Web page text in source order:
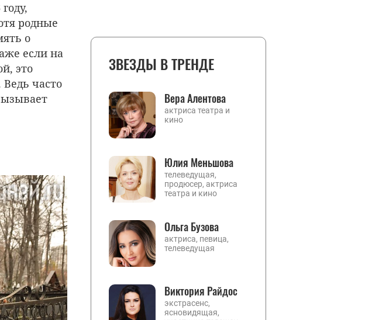
родные
о
если на
это
часто
ЗВЕЗДЫ В ТРЕНДЕ
Вера Алентова
актриса театра и
кино
Юлия Меньшова
телеведущая,
продюсер, актриса
театра и кино
Ольга Бузова
актриса, певица,
телеведущая
Виктория Райдос
экстрасенс,
ясновидящая,